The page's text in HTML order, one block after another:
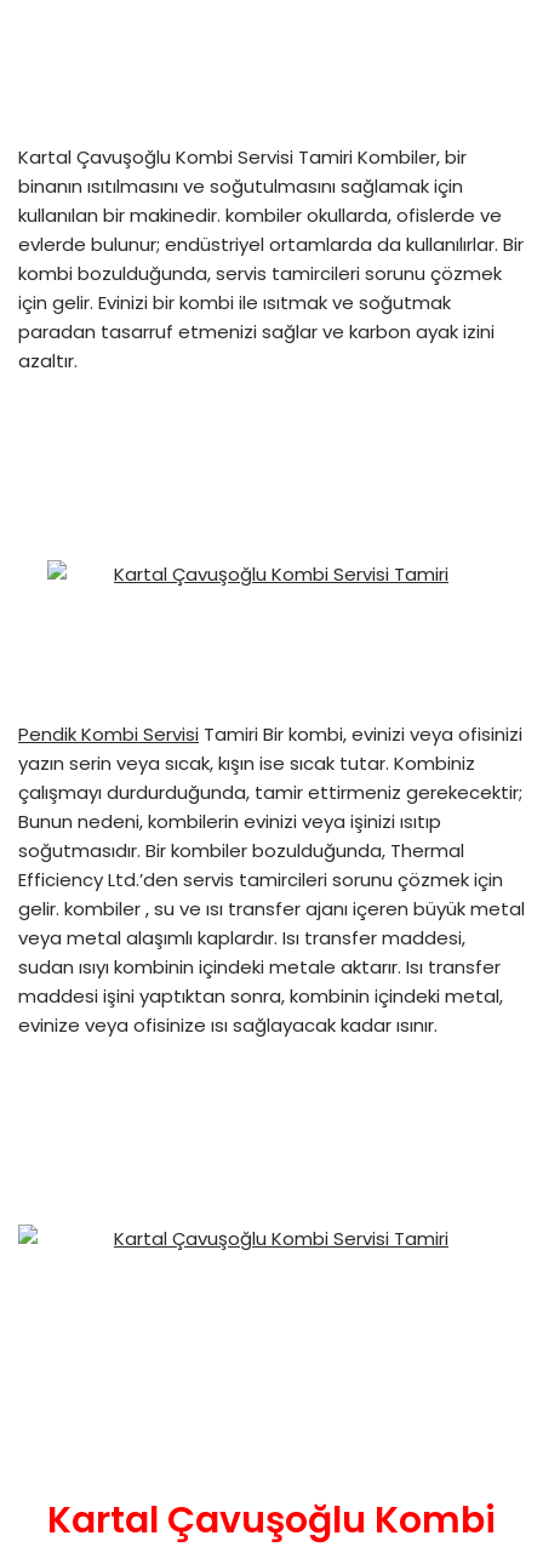
Kartal Çavuşoğlu Kombi Servisi Tamiri Kombiler, bir
binanın ısıtılmasını ve soğutulmasını sağlamak için
kullanılan bir makinedir. kombiler okullarda, ofislerde ve
evlerde bulunur; endüstriyel ortamlarda da kullanılırlar. Bir
kombi bozulduğunda, servis tamircileri sorunu çözmek
için gelir. Evinizi bir kombi ile ısıtmak ve soğutmak
paradan tasarruf etmenizi sağlar ve karbon ayak izini
azaltır.
Pendik Kombi Servisi Tamiri Bir kombi, evinizi veya ofisinizi
yazın serin veya sıcak, kışın ise sıcak tutar. Kombiniz
çalışmayı durdurduğunda, tamir ettirmeniz gerekecektir;
Bunun nedeni, kombilerin evinizi veya işinizi ısıtıp
soğutmasıdır. Bir kombiler bozulduğunda, Thermal
Efficiency Ltd.’den servis tamircileri sorunu çözmek için
gelir. kombiler , su ve ısı transfer ajanı içeren büyük metal
veya metal alaşımlı kaplardır. Isı transfer maddesi,
sudan ısıyı kombinin içindeki metale aktarır. Isı transfer
maddesi işini yaptıktan sonra, kombinin içindeki metal,
evinize veya ofisinize ısı sağlayacak kadar ısınır.
Kartal Çavuşoğlu Kombi